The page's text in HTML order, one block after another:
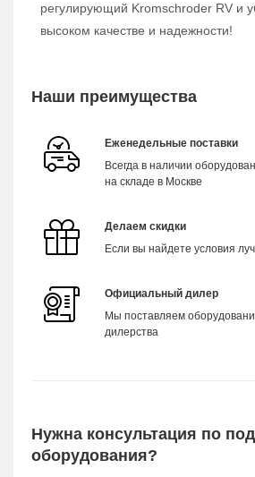
регулирующий Kromschroder RV и
высоком качестве и надежности!
Наши преимущества
Еженедельные поставки
Всегда в наличии
на складе в Москве
Делаем скидки
Если вы найдете условия
Официальный дилер
Мы поставляем
дилерства
Нужна консультация по
оборудования?